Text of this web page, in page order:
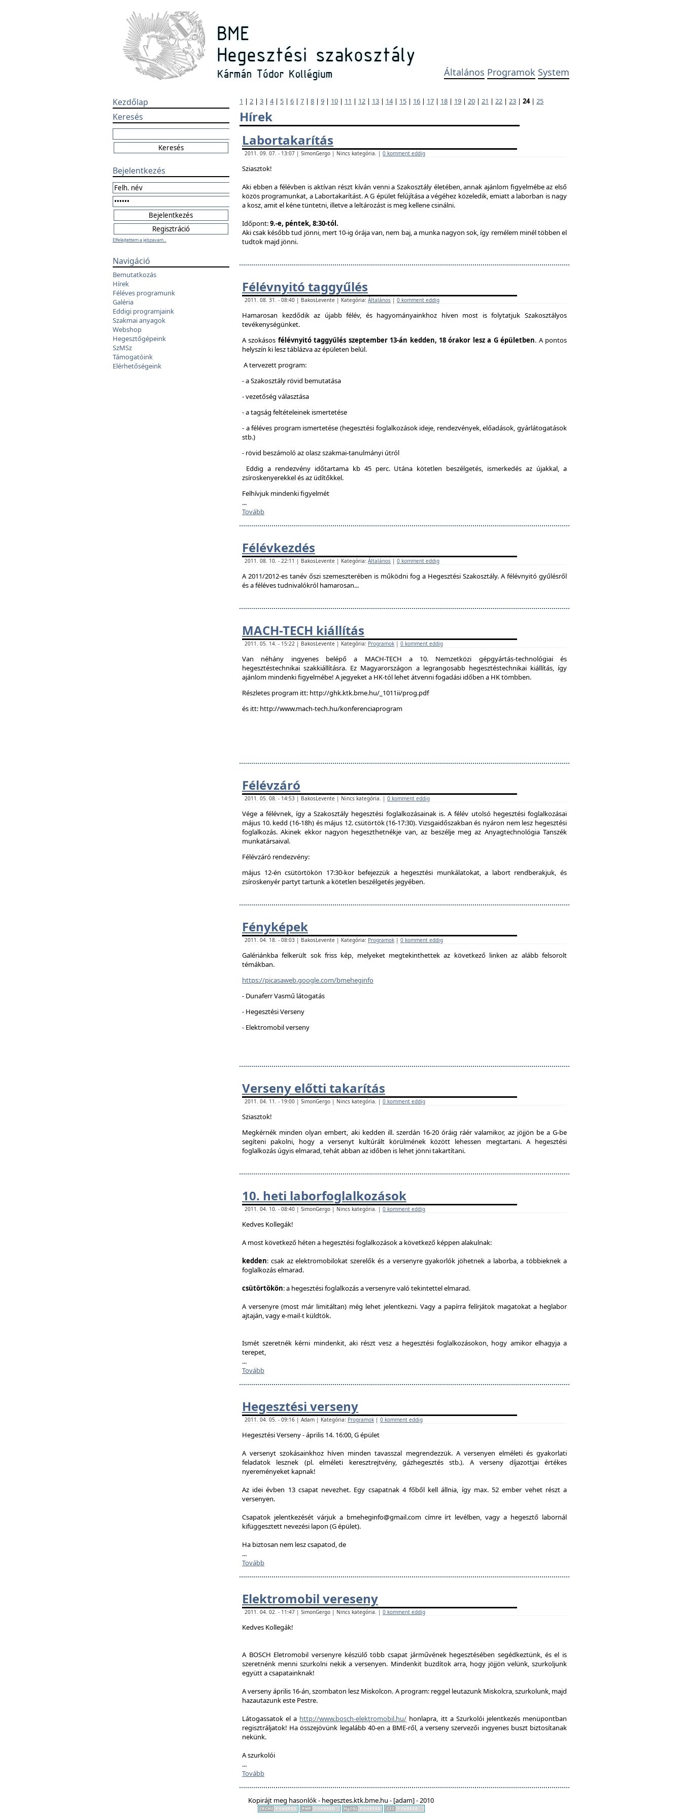
Általános Programok System
Kezdőlap
Keresés
Bejelentkezés
Elfelejtettem a jelszavam...
Navigáció
Bemutatkozás
Hírek
Féléves programunk
Galéria
Eddigi programjaink
Szakmai anyagok
Webshop
Hegesztőgépeink
SzMSz
Támogatóink
Elérhetőségeink
1 | 2 | 3 | 4| 5 | 6 | 7 | 8 | 9 | 10 | 11 | 12 | 13 | 14| 15 | 16 | 17 | 18 | 19 | 20 | 21 | 22 | 23 | 24| 25
Hírek
Labortakarítás
2011. 09. 07. - 13:07 | SimonGergo | Nincs kategória. | 0 komment eddig
Sziasztok!
Aki ebben a félévben is aktívan részt kíván venni a Szakosztály életében, annak ajánlom figyelmébe az első
közös programunkat, a Labortakarítást. A G épület felújítása a végéhez közeledik, emiatt a laborban is nagy
a kosz, amit el kéne tüntetni, illetve a leltározást is meg kellene csinálni.
Időpont:9.-e, péntek, 8:30-tól.
Aki csak később tud jönni, mert 10-ig órája van, nem baj, a munka nagyon sok, így remélem minél többen el
tudtok majd jönni.
Félévnyitó taggyűlés
2011. 08. 31. - 08:40 | BakosLevente | Kategória: Általános | 0 komment eddig
Hamarosan kezdődik az újabb félév, és hagyományainkhoz híven most is folytatjuk Szakosztályos
tevékenységünket.
A szokásos félévnyitó taggyűlés szeptember 13-án kedden, 18 órakor lesz a G épületben. A pontos
helyszín ki lesz táblázva az épületen belül.
A tervezett program:
- a Szakosztály rövid bemutatása
- vezetőség választása
- a tagság feltételeinek ismertetése
- a féléves program ismertetése (hegesztési foglalkozások ideje, rendezvények, előadások, gyárlátogatások
stb.)
- rövid beszámoló az olasz szakmai-tanulmányi útról
Eddig a rendezvény időtartama kb 45 perc. Utána kötetlen beszélgetés, ismerkedés az újakkal, a
zsíroskenyerekkel és az üdítőkkel.
Felhívjuk mindenki figyelmét
...
Tovább
Félévkezdés
2011. 08. 10. - 22:11 | BakosLevente | Kategória: Általános | 0 komment eddig
A 2011/2012-es tanév őszi szemeszterében is működni fog a Hegesztési Szakosztály. A félévnyitó gyűlésről
és a féléves tudnivalókról hamarosan...
MACH-TECH kiállítás
2011. 05. 14. - 15:22 | BakosLevente | Kategória: Programok | 0 komment eddig
Van néhány ingyenes belépő a MACH-TECH a 10. Nemzetközi gépgyártás-technológiai és
hegesztéstechnikai szakkiállításra. Ez Magyarországon a legrangosabb hegesztéstechnikai kiállítás, így
ajánlom mindenki figyelmébe! A jegyeket a HK-tól lehet átvenni fogadási időben a HK tömbben.
Részletes program itt: http://ghk.ktk.bme.hu/_1011ii/prog.pdf
és itt: http://www.mach-tech.hu/konferenciaprogram
Félévzáró
2011. 05. 08. - 14:53 | BakosLevente | Nincs kategória. | 0 komment eddig
Vége a félévnek, így a Szakosztály hegesztési foglalkozásainak is. A félév utolsó hegesztési foglalkozásai
május 10. kedd (16-18h) és május 12. csütörtök (16-17:30). Vizsgaidőszakban és nyáron nem lesz hegesztési
foglalkozás. Akinek ekkor nagyon hegeszthetnékje van, az beszélje meg az Anyagtechnológia Tanszék
munkatársaival.
Félévzáró rendezvény:
május 12-én csütörtökön 17:30-kor befejezzük a hegesztési munkálatokat, a labort rendberakjuk, és
zsíroskenyér partyt tartunk a kötetlen beszélgetés jegyében.
Fényképek
2011. 04. 18. - 08:03 | BakosLevente | Kategória: Programok | 0 komment eddig
Galériánkba felkerült sok friss kép, melyeket megtekinthettek az következő linken az alább felsorolt
témákban.
https://picasaweb.google.com/bmeheginfo
- Dunaferr Vasmű látogatás
- Hegesztési Verseny
- Elektromobil verseny
Verseny előtti takarítás
2011. 04. 11. - 19:00 | SimonGergo | Nincs kategória. | 0 komment eddig
Sziasztok!
Megkérnék minden olyan embert, aki kedden ill. szerdán 16-20 óráig ráér valamikor, az jöjjön be a G-be
segíteni pakolni, hogy a versenyt kultúrált körülmének között lehessen megtartani. A hegesztési
foglalkozás úgyis elmarad, tehát abban az időben is lehet jönni takartítani.
10. heti laborfoglalkozások
2011. 04. 10. - 08:40 | SimonGergo | Nincs kategória. | 0 komment eddig
Kedves Kollegák!
A most következő héten a hegesztési foglalkozások a következő képpen alakulnak:
kedden: csak az elektromobilokat szerelők és a versenyre gyakorlók jöhetnek a laborba, a többieknek a
foglalkozás elmarad.
csütörtökön: a hegesztési foglalkozás a versenyre való tekintettel elmarad.
A versenyre (most már limitáltan) még lehet jelentkezni. Vagy a papírra felírjátok magatokat a heglabor
ajtaján, vagy e-mail-t küldtök.
Ismét szeretnék kérni mindenkit, aki részt vesz a hegesztési foglalkozásokon, hogy amikor elhagyja a
terepet,
...
Tovább
Hegesztési verseny
2011. 04. 05. - 09:16 | Adam | Kategória: Programok | 0 komment eddig
Hegesztési Verseny - április 14. 16:00, G épület
A versenyt szokásainkhoz híven minden tavasszal megrendezzük. A versenyen elméleti és gyakorlati
feladatok lesznek (pl. elméleti keresztrejtvény, gázhegesztés stb.). A verseny díjazottjai értékes
nyereményeket kapnak!
Az idei évben 13 csapat nevezhet. Egy csapatnak 4 főből kell állnia, így max. 52 ember vehet részt a
versenyen.
Csapatok jelentkezését várjuk a bmeheginfo@gmail.com címre írt levélben, vagy a hegesztő labornál
kifüggesztett nevezési lapon (G épület).
Ha biztosan nem lesz csapatod, de
...
Tovább
Elektromobil vereseny
2011. 04. 02. - 11:47 | SimonGergo | Nincs kategória. | 0 komment eddig
Kedves Kollegák!
A BOSCH Eletromobil versenyre készülő több csapat járművének hegesztésében segédkeztünk, és el is
szeretnénk menni szurkolni nekik a versenyen. Mindenkit buzdítok arra, hogy jöjjön velünk, szurkoljunk
együtt a csapatainknak!
A verseny április 16-án, szombaton lesz Miskolcon. A program: reggel leutazunk Miskolcra, szurkolunk, majd
hazautazunk este Pestre.
Látogassatok el a http://www.bosch-elektromobil.hu/ honlapra, itt a Szurkolói jelentkezés menüpontban
regisztráljatok! Ha összejövünk legalább 40-en a BME-ről, a verseny szervezői ingyenes buszt biztosítanak
nekünk.
A szurkolói
...
Tovább
Kopirájt meg hasonlók - hegesztes.ktk.bme.hu - [adam] - 2010